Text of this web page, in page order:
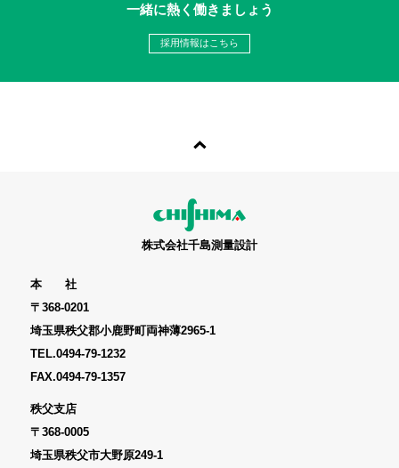
一緒に熱く働きましょう
採用情報はこちら
株式会社千島測量設計
本 社
〒368-0201
埼玉県秩父郡小鹿野町両神薄2965-1
TEL.0494-79-1232
FAX.0494-79-1357
秩父支店
〒368-0005
埼玉県秩父市大野原249-1